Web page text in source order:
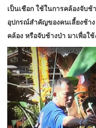
เป็นเชือก ใช้ในการคล้องจับ
อุปกรณ์สำคัญของคนเลี้ยงช้า
คล้อง หรือจับช้างป่า มาเพื่อใ